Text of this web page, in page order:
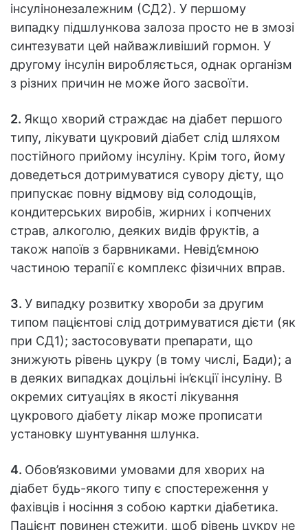
інсулінонезалежним (СД2). У першому
випадку підшлункова залоза просто не в змозі
синтезувати цей найважливіший гормон. У
другому інсулін виробляється, однак організм
з різних причин не може його засвоїти.
2. Якщо хворий страждає на діабет першого
типу, лікувати цукровий діабет слід шляхом
постійного прийому інсуліну. Крім того, йому
доведеться дотримуватися сувору дієту, що
припускає повну відмову від солодощів,
кондитерських виробів, жирних і копчених
страв, алкоголю, деяких видів фруктів, а
також напоїв з барвниками. Невід’ємною
частиною терапії є комплекс фізичних вправ.
3. У випадку розвитку хвороби за другим
типом пацієнтові слід дотримуватися дієти (як
при СД1); застосовувати препарати, що
знижують рівень цукру (в тому числі, Бади); а
в деяких випадках доцільні ін’єкції інсуліну. В
окремих ситуаціях в якості лікування
цукрового діабету лікар може прописати
установку шунтування шлунка.
4. Обов’язковими умовами для хворих на
діабет будь-якого типу є спостереження у
фахівців і носіння з собою картки діабетика.
Пацієнт повинен стежити, щоб рівень цукру не